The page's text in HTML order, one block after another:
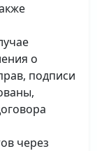
о
подписи
через